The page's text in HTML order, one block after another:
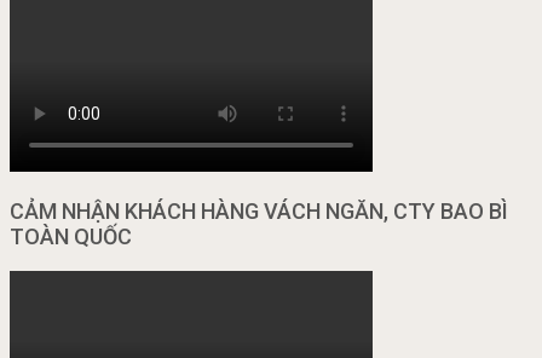
CẢM NHẬN KHÁCH HÀNG VÁCH NGĂN, CTY BAO BÌ
TOÀN QUỐC